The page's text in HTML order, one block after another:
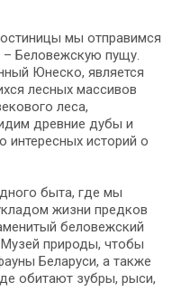
мы отправимся
Беловежскую пущу.
Юнеско, является
лесных массивов
леса,
древние дубы и
интересных историй о
быта, где мы
жизни предков
беловежский
природы, чтобы
Беларуси, а также
обитают зубры, рыси,